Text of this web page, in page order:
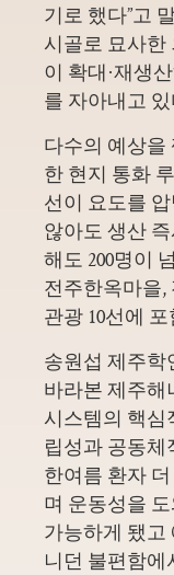
기로 했다”고
시골로 묘사한
이 확대·재생
를 자아내고
다수의 예상을
한 현지 통화
선이 요도를
않아도 생산
해도 200명이
전주한옥마을,
관광 10선에
송원섭 제주학
바라본 제주해
시스템의 핵심
립성과 공동
한여름 환자
며 운동성을
가능하게 됐고
니던 불편함에